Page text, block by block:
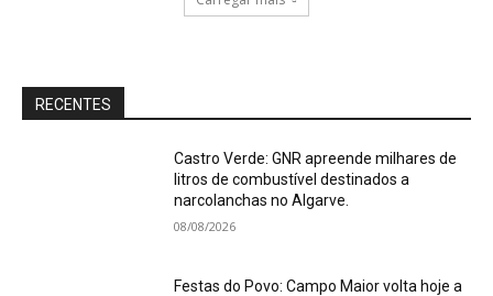
RECENTES
Castro Verde: GNR apreende milhares de
litros de combustível destinados a
narcolanchas no Algarve.
08/08/2026
Festas do Povo: Campo Maior volta hoje a